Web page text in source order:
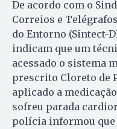
De acordo com o
Correios e
do Entorno (Sintect-
indicam que um
acessado o sistema
prescrito Cloreto de
aplicado a
sofreu parada
polícia informou que